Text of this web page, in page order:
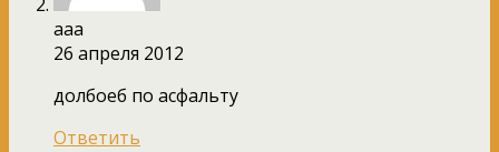
ааа
26 апреля 2012
долбоеб по асфальту
Ответить